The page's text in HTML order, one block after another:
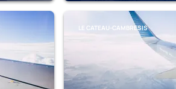
LE CATEAU-CAMBRESIS